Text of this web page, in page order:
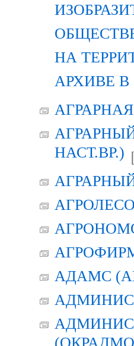
НА
АРХИВЕ В
НАСТ.ВР.)
АДАМС